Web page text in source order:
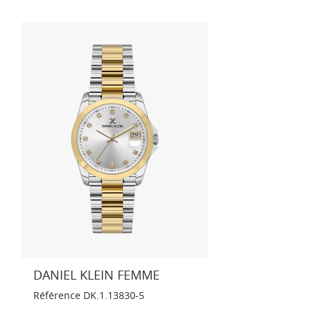
DANIEL KLEIN FEMME
Référence DK.1.13830-5